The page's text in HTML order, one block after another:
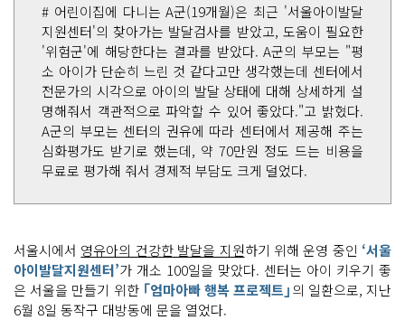
# 어린이집에 다니는 A군(19개월)은 최근 '서울아이발달
지원센터'의 찾아가는 발달검사를 받았고, 도움이 필요한
'위험군'에 해당한다는 결과를 받았다. A군의 부모는 "평
소 아이가 단순히 느린 것 같다고만 생각했는데 센터에서
전문가의 시각으로 아이의 발달 상태에 대해 상세하게 설
명해줘서 객관적으로 파악할 수 있어 좋았다."고 밝혔다.
A군의 부모는 센터의 권유에 따라 센터에서 제공해 주는
심화평가도 받기로 했는데, 약 70만원 정도 드는 비용을
무료로 평가해 줘서 경제적 부담도 크게 덜었다.
서울시에서 영유아의 건강한 발달을 지원하기 위해 운영 중인 ‘서울
아이발달지원센터’가 개소 100일을 맞았다. 센터는 아이 키우기 좋
은 서울을 만들기 위한 ｢엄마아빠 행복 프로젝트｣의 일환으로, 지난
6월 8일 동작구 대방동에 문을 열었다.